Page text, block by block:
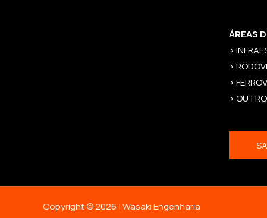
ÁREAS
>
>
>
>
Copyright © 2026 | Wasaki Engenharia